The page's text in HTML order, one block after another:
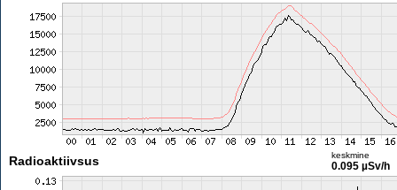
Radioaktiivsus keskmine
0.095 µSv/h